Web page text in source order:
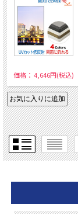
価格： 4,646円(税込)